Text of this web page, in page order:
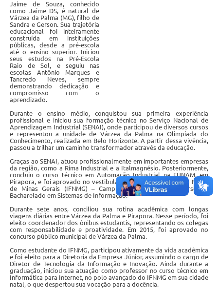
Servidor
Transparência
SIC
Ouvidoria
COVID-19
Patrimônio Cultural
Lei Aldir Blanc
Contato
Editais
A Prefeitura
Enfrentando o COVID-19
Contratos
Audiências Públicas
Arquivos para Download
Jaime de Souza, conhecido
como Jaime DS, é natural de
Várzea da Palma (MG), filho de
Sandra e Gerson. Sua trajetória
educacional foi inteiramente
construída em instituições
públicas, desde a pré-escola
até o ensino superior. Iniciou
seus estudos na Pré-Escola
Raio de Sol, e seguiu nas
escolas Antônio Marques e
Tancredo Neves, sempre
demonstrando dedicação e
compromisso com o
aprendizado.
Durante o ensino médio, conquistou sua primeira experiência
profissional e iniciou sua formação técnica no Serviço Nacional de
Aprendizagem Industrial (SENAI), onde participou de diversos cursos
e representou a unidade de Várzea da Palma na Olimpíada do
Conhecimento, realizada em Belo Horizonte. A partir dessa vivência,
passou a trilhar um caminho transformador através da educação.
Graças ao SENAI, atuou profissionalmente em importantes empresas
da região, como a Rima Industrial e a Italmagnésio. Posteriormente,
concluiu o curso técnico em Automação Industrial na FUNAM, em
Pirapora, e foi aprovado no vestibular do Instituto Federal do Norte
de Minas Gerais (IFNMG) – Campus Pirapora, para o curso de
Bacharelado em Sistemas de Informação.
Durante sete anos, conciliou sua rotina acadêmica com longas
viagens diárias entre Várzea da Palma e Pirapora. Nesse período, foi
eleito coordenador dos ônibus estudantis, representando os colegas
com responsabilidade e proatividade. Em 2015, foi aprovado no
concurso público municipal de Várzea da Palma.
Como estudante do IFNMG, participou ativamente da vida acadêmica
e foi eleito para a Diretoria da Empresa Júnior, assumindo o cargo de
Diretor de Tecnologia da Informação e Inovação. Ainda durante a
graduação, iniciou sua atuação como professor no curso técnico em
Informática para Internet, no polo avançado do IFNMG em sua cidade
natal, o que despertou sua vocação para a docência.